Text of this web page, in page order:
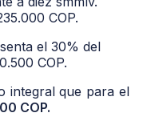
COP.
el 30% del
COP.
integral que para el
COP.